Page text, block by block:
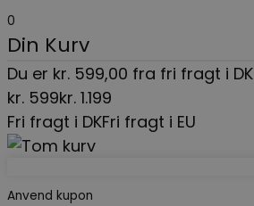
0
Din Kurv
Du er kr. 599,00 fra fri fragt i DK
kr. 599kr. 1.199
Fri fragt i DKFri fragt i EU
Anvend kupon